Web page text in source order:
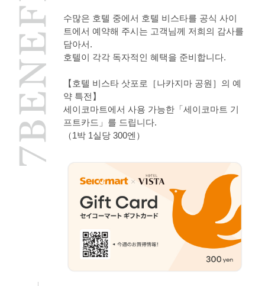
수많은 호텔 중에서 호텔 비스타를 공식 사이
트에서 예약해 주시는 고객님께 저희의 감사를
담아서.
호텔이 각각 독자적인 혜택을 준비합니다.
【호텔 비스타 삿포로［나카지마 공원］의 예
약 특전】
세이코마트에서 사용 가능한「세이코마트 기
프트카드」를 드립니다.
（1박 1실당 300엔）